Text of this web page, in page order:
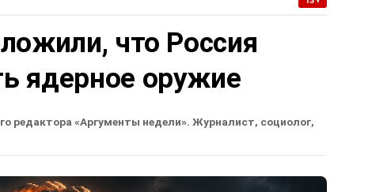
что Россия
ядерное оружие
редактора «Аргументы недели». Журналист, социолог,